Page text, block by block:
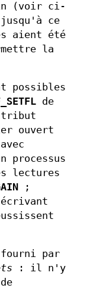
(voir ci‐
ce
aient été
la
possibles
de
ouvert
avec
processus
lectures
;
écrivant
fourni par
: il n'y